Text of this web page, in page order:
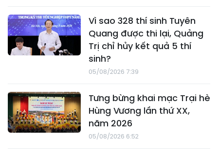
Vì sao 328 thí sinh Tuyên
Quang được thi lại, Quảng
Trị chỉ hủy kết quả 5 thí
sinh?
05/08/2026 7:39
Tưng bừng khai mạc Trại hè
Hùng Vương lần thứ XX,
năm 2026
05/08/2026 6:52